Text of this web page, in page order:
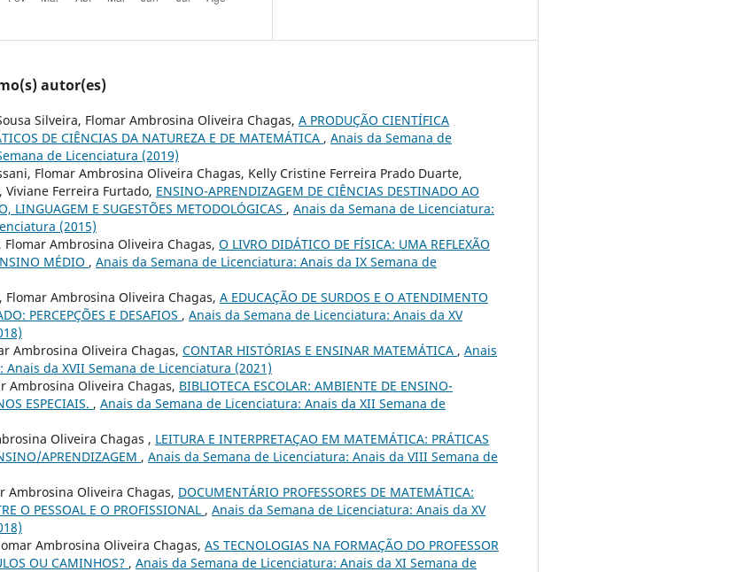
autor(es)
Silveira, Flomar Ambrosina Oliveira Chagas, A PRODUÇÃO CIENTÍFICA
DE CIÊNCIAS DA NATUREZA E DE MATEMÁTICA , Anais da Semana de
de Licenciatura (2019)
Flomar Ambrosina Oliveira Chagas, Kelly Cristine Ferreira Prado Duarte,
Viviane Ferreira Furtado, ENSINO-APRENDIZAGEM DE CIÊNCIAS DESTINADO AO
LINGUAGEM E SUGESTÕES METODOLÓGICAS , Anais da Semana de Licenciatura:
(2015)
Flomar Ambrosina Oliveira Chagas, O LIVRO DIDÁTICO DE FÍSICA: UMA REFLEXÃO
MÉDIO , Anais da Semana de Licenciatura: Anais da IX Semana de
Ambrosina Oliveira Chagas, A EDUCAÇÃO DE SURDOS E O ATENDIMENTO
PERCEPÇÕES E DESAFIOS , Anais da Semana de Licenciatura: Anais da XV
Ambrosina Oliveira Chagas, CONTAR HISTÓRIAS E ENSINAR MATEMÁTICA , Anais
da XVII Semana de Licenciatura (2021)
Ambrosina Oliveira Chagas, BIBLIOTECA ESCOLAR: AMBIENTE DE ENSINO-
ESPECIAIS. , Anais da Semana de Licenciatura: Anais da XII Semana de
Oliveira Chagas , LEITURA E INTERPRETAÇAO EM MATEMÁTICA: PRÁTICAS
APRENDIZAGEM , Anais da Semana de Licenciatura: Anais da VIII Semana de
Ambrosina Oliveira Chagas, DOCUMENTÁRIO PROFESSORES DE MATEMÁTICA:
O PESSOAL E O PROFISSIONAL , Anais da Semana de Licenciatura: Anais da XV
Ambrosina Oliveira Chagas, AS TECNOLOGIAS NA FORMAÇÃO DO PROFESSOR
OU CAMINHOS? , Anais da Semana de Licenciatura: Anais da XI Semana de